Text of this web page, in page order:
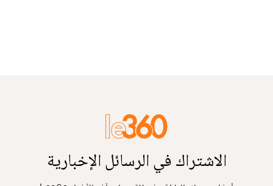
الاشتراك في الرسائل الإخبارية